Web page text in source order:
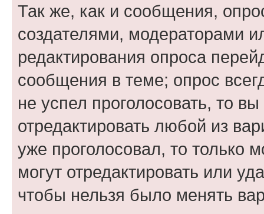
Так же, как и сообщения,
создателями, модераторами
редактирования опроса
сообщения в теме; опрос
не успел проголосовать, то
отредактировать любой из
уже проголосовал, то только
могут отредактировать или
чтобы нельзя было менять